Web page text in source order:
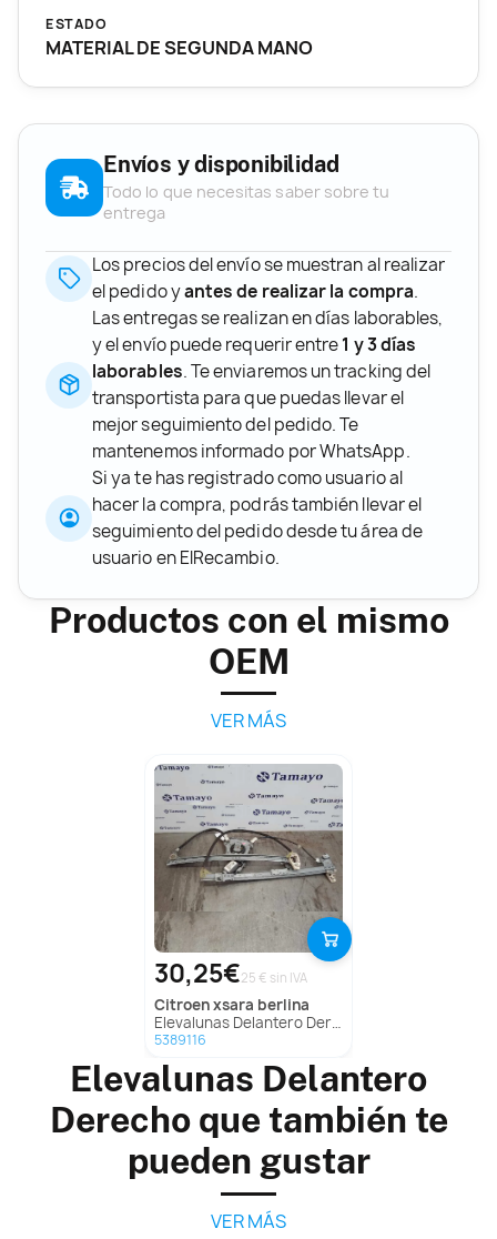
ESTADO
MATERIAL DE SEGUNDA MANO
Envíos y disponibilidad
Todo lo que necesitas saber sobre tu
entrega
Los precios del envío se muestran al realizar
el pedido yantes de realizar la compra.
Las entregas se realizan en días laborables,
y el envío puede requerir entre1 y 3 días
laborables. Te enviaremos un tracking del
transportista para que puedas llevar el
mejor seguimiento del pedido. Te
mantenemos informado por WhatsApp.
Si ya te has registrado como usuario al
hacer la compra, podrás también llevar el
seguimiento del pedido desde tu área de
usuario en ElRecambio.
Productos con el mismo
OEM
VER MÁS
30,25€25 € sin IVA
citroenxsara berlina
Elevalunas Delantero Derecho para Citroën Xsara Berlina
5389116
Elevalunas Delantero
Derecho que también te
pueden gustar
VER MÁS